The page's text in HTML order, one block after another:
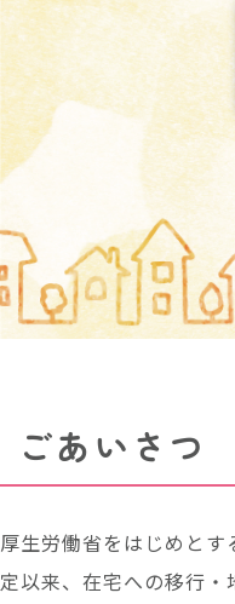
ごあいさつ
厚生労働省をはじめと
定以来、在宅への移行